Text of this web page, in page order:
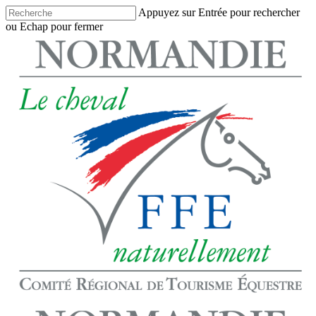
Skip
to
Appuyez sur Entrée pour rechercher
ou Echap pour fermer